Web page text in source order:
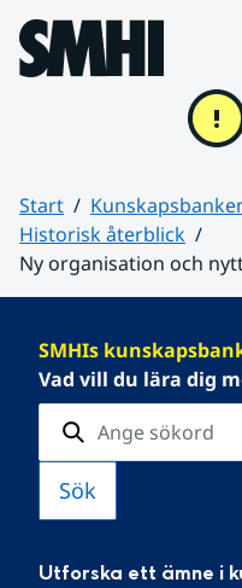
Hoppa till sidans innehåll
Start
Historisk återblick
Ny organisation och
SMHIs
Vad vill du lära dig
Utforska ett ämne i